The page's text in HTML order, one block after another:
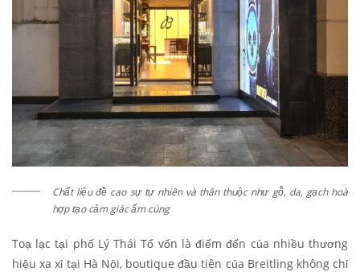
Chất liệu đề cao sự tự nhiên và thân thuộc như gỗ, da, gạch hoà
hợp tạo cảm giác ấm cúng
Toạ lạc tại phố Lý Thái Tổ vốn là điểm đến của nhiều thương
hiệu xa xỉ tại Hà Nội, boutique đầu tiên của Breitling không chỉ